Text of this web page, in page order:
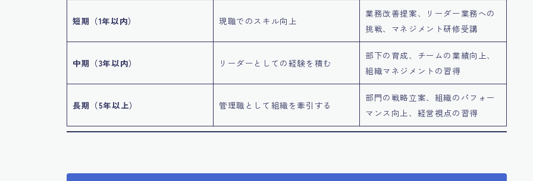
短期（1年以内） 現職でのスキル向上
業務改善提案、リーダー業務への
挑戦、マネジメント研修受講
中期（3年以内） リーダーとしての経験を積む
部下の育成、チームの業績向上、
組織マネジメントの習得
長期（5年以上） 管理職として組織を牽引する
部門の戦略立案、組織のパフォー
マンス向上、経営視点の習得